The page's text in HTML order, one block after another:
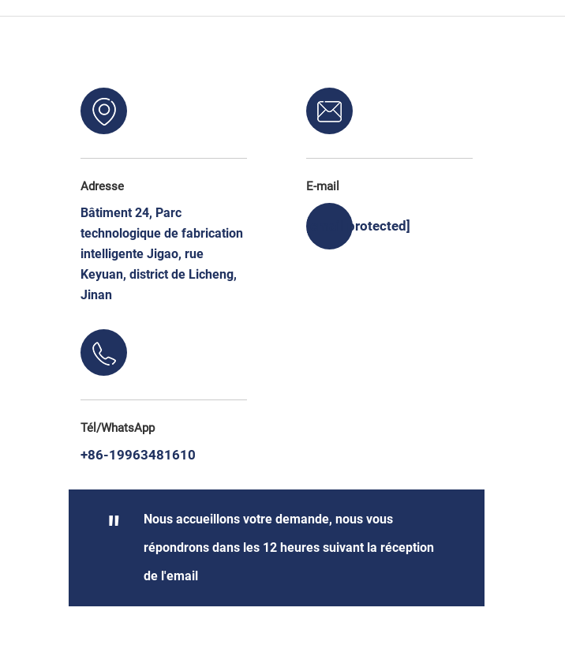
Adresse
Bâtiment 24, Parc
technologique de fabrication
intelligente Jigao, rue
Keyuan, district de Licheng,
Jinan
E-mail
[email protected]
Tél/WhatsApp
+86-19963481610
"
Nous accueillons votre demande, nous vous
répondrons dans les 12 heures suivant la réception
de l'email